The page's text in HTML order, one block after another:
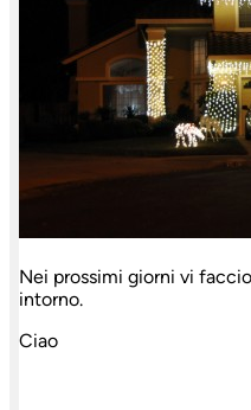
Nei prossimi giorni vi
intorno.
Ciao